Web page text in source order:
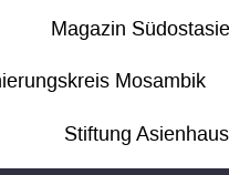
Magazin
Mosambik
Stiftung Asienhaus